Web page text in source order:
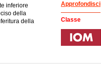
inferiore
della
della
Approfondisci
Classe